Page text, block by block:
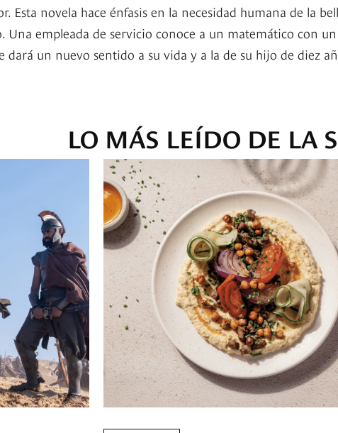
Esta novela hace énfasis en la necesidad humana de la
Una empleada de servicio conoce a un matemático con
dará un nuevo sentido a su vida y a la de su hijo de diez
LO MÁS LEÍDO DE LA